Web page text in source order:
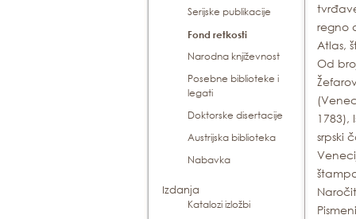
Serijske publikacije
Fond retkosti
Narodna književnost
Posebne biblioteke i
legati
Doktorske disertacije
Austrijska biblioteka
Nabavka
Izdanja
Katalozi izložbi
regno
Atlas,
Od
1783),
srpski